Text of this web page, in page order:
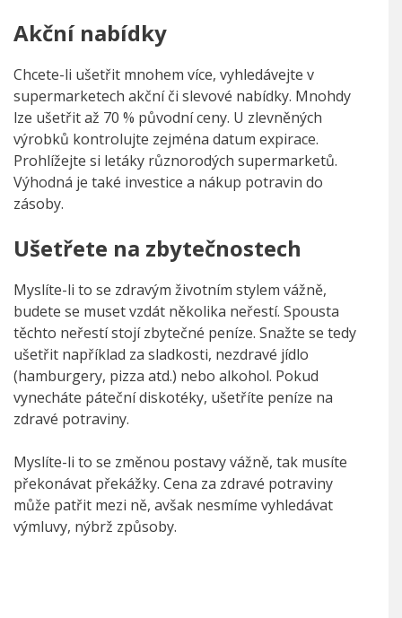
Akční nabídky
Chcete-li ušetřit mnohem více, vyhledávejte v
supermarketech akční či slevové nabídky. Mnohdy
lze ušetřit až 70 % původní ceny. U zlevněných
výrobků kontrolujte zejména datum expirace.
Prohlížejte si letáky různorodých supermarketů.
Výhodná je také investice a nákup potravin do
zásoby.
Ušetřete na zbytečnostech
Myslíte-li to se zdravým životním stylem vážně,
budete se muset vzdát několika neřestí. Spousta
těchto neřestí stojí zbytečné peníze. Snažte se tedy
ušetřit například za sladkosti, nezdravé jídlo
(hamburgery, pizza atd.) nebo alkohol. Pokud
vynecháte páteční diskotéky, ušetříte peníze na
zdravé potraviny.
Myslíte-li to se změnou postavy vážně, tak musíte
překonávat překážky. Cena za zdravé potraviny
může patřit mezi ně, avšak nesmíme vyhledávat
výmluvy, nýbrž způsoby.